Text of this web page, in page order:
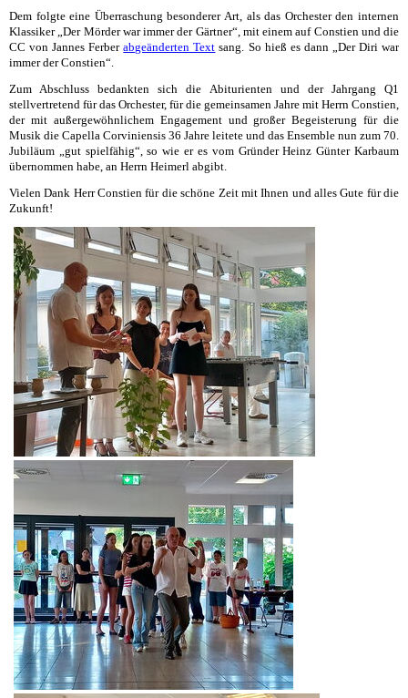
Dem folgte eine Überraschung besonderer Art, als das Orchester den internen
Klassiker „Der Mörder war immer der Gärtner“, mit einem auf Constien und die
CC von Jannes Ferberabgeänderten Text sang. So hieß es dann „Der Diri war
immer der Constien“.
Zum Abschluss bedankten sich die Abiturienten und der Jahrgang Q1
stellvertretend für das Orchester, für die gemeinsamen Jahre mit Herrn Constien,
der mit außergewöhnlichem Engagement und großer Begeisterung für die
Musik die Capella Corviniensis 36 Jahre leitete und das Ensemble nun zum 70.
Jubiläum „gut spielfähig“, so wie er es vom Gründer Heinz Günter Karbaum
übernommen habe, an Herrn Heimerl abgibt.
Vielen Dank Herr Constien für die schöne Zeit mit Ihnen und alles Gute für die
Zukunft!